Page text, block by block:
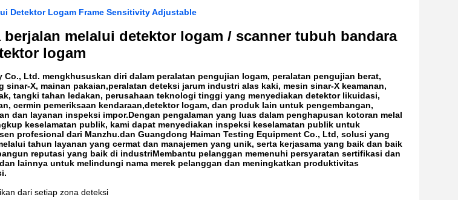
Detektor Logam Frame Sensitivity Adjustable
berjalan melalui detektor logam / scanner tubuh bandara
logam
Ltd. mengkhususkan diri dalam peralatan pengujian logam, peralatan pengujian berat,
sinar-X, mainan pakaian,peralatan deteksi jarum industri alas kaki, mesin sinar-X keamanan,
tangki tahan ledakan, perusahaan teknologi tinggi yang menyediakan detektor likuidasi,
cermin pemeriksaan kendaraan,detektor logam, dan produk lain untuk pengembangan,
dan layanan inspeksi impor.Dengan pengalaman yang luas dalam penghapusan kotoran melal
keselamatan publik, kami dapat menyediakan inspeksi keselamatan publik untuk
profesional dari Manzhu.dan Guangdong Haiman Testing Equipment Co., Ltd, solusi yang
tahun layanan yang cermat dan manajemen yang unik, serta kerjasama yang baik dan baik
reputasi yang baik di industriMembantu pelanggan memenuhi persyaratan sertifikasi dan
dan lainnya untuk melindungi nama merek pelanggan dan meningkatkan produktivitas
dari setiap zona deteksi